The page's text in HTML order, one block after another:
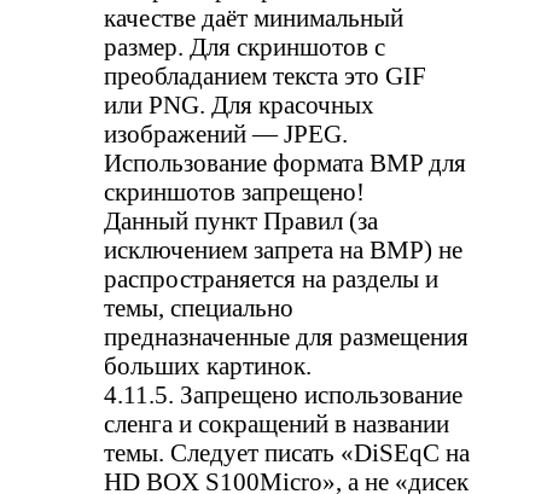
качестве даёт минимальный
размер. Для скриншотов с
преобладанием текста это GIF
или PNG. Для красочных
изображений — JPEG.
Использование формата BMP для
скриншотов запрещено!
Данный пункт Правил (за
исключением запрета на BMP) не
распространяется на разделы и
темы, специально
предназначенные для размещения
больших картинок.
4.11.5. Запрещено использование
сленга и сокращений в названии
темы. Следует писать «DiSEqC на
HD BOX S100Micro», а не «дисек